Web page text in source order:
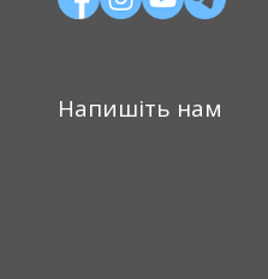
Напишіть нам